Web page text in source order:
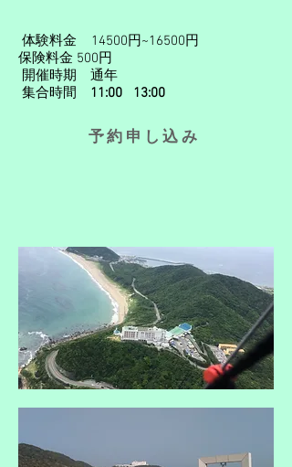
体験料金 14500円​​~16500円
​保険料金 500円
​ 開催時期 通年
集合時間 11:00 13:00
予約申し込み